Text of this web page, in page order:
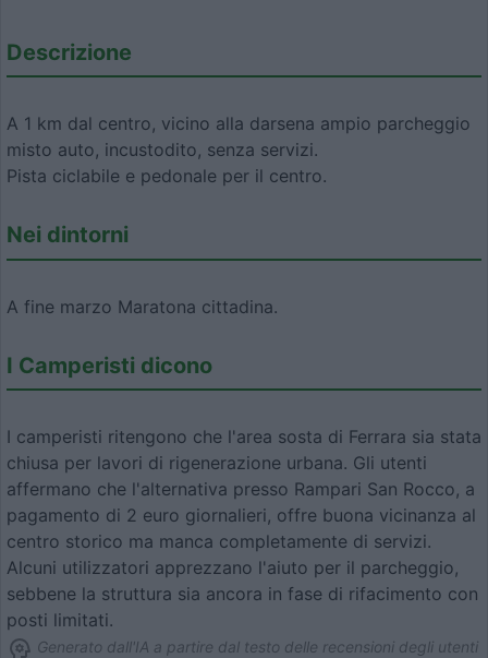
Descrizione
A 1 km dal centro, vicino alla darsena ampio parcheggio
misto auto, incustodito, senza servizi.
Pista ciclabile e pedonale per il centro.
Nei dintorni
A fine marzo Maratona cittadina.
I Camperisti dicono
I camperisti ritengono che l'area sosta di Ferrara sia stata
chiusa per lavori di rigenerazione urbana. Gli utenti
affermano che l'alternativa presso Rampari San Rocco, a
pagamento di 2 euro giornalieri, offre buona vicinanza al
centro storico ma manca completamente di servizi.
Alcuni utilizzatori apprezzano l'aiuto per il parcheggio,
sebbene la struttura sia ancora in fase di rifacimento con
posti limitati.
Generato dall'IA a partire dal testo delle recensioni degli utenti